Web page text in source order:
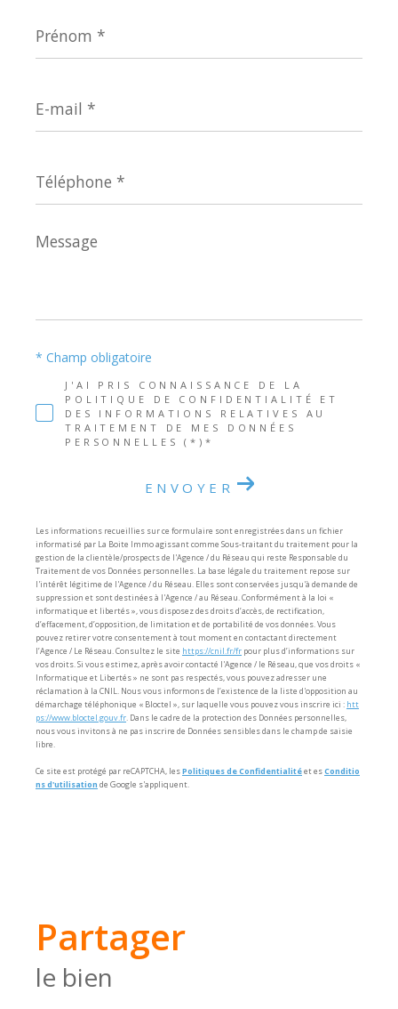
*
mail
*
*
Message
*
J'AI PRIS CONNAISSANCE DE LA
POLITIQUE DE CONFIDENTIALITÉ ET
DES INFORMATIONS RELATIVES AU
TRAITEMENT DE MES DONNÉES
PERSONNELLES (*)*
* Champ obligatoire
ENVOYER
Les informations recueillies sur ce formulaire sont enregistrées dans un fichier
informatisé par La Boite Immo agissant comme Sous-traitant du traitement pour la
gestion de la clientèle/prospects de l'Agence / du Réseau qui reste Responsable du
Traitement de vos Données personnelles. La base légale du traitement repose sur
l'intérêt légitime de l'Agence / du Réseau. Elles sont conservées jusqu'à demande de
suppression et sont destinées à l'Agence / au Réseau. Conformément à la loi «
informatique et libertés », vous disposez des droits d’accès, de rectification,
d’effacement, d’opposition, de limitation et de portabilité de vos données. Vous
pouvez retirer votre consentement à tout moment en contactant directement
l’Agence / Le Réseau. Consultez le site https://cnil.fr/fr pour plus d’informations sur
vos droits. Si vous estimez, après avoir contacté l'Agence / le Réseau, que vos droits «
Informatique et Libertés » ne sont pas respectés, vous pouvez adresser une
réclamation à la CNIL. Nous vous informons de l’existence de la liste d'opposition au
démarchage téléphonique « Bloctel », sur laquelle vous pouvez vous inscrire ici : htt
ps://www.bloctel.gouv.fr. Dans le cadre de la protection des Données personnelles,
nous vous invitons à ne pas inscrire de Données sensibles dans le champ de saisie
libre.
Ce site est protégé par reCAPTCHA, lesPolitiques de Confidentialitéet esConditio
ns d'utilisation de Google s'appliquent.
partager
le bien